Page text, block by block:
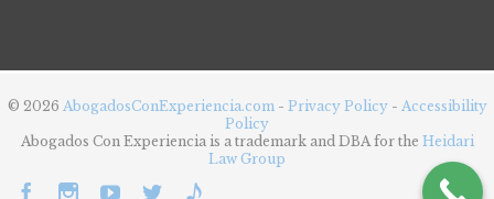
© 2026 AbogadosConExperiencia.com - Privacy Policy - Accessibility
Policy
Abogados Con Experiencia is a trademark and DBA for the Heidari
Law Group
    